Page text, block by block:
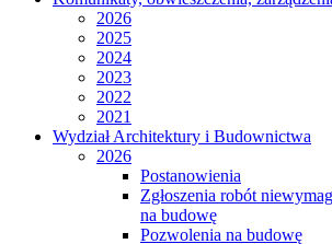
2026
2025
2024
2023
2022
2021
Wydział Architektury i Budownictwa
2026
Postanowienia
Zgłoszenia robót
na budowę
Pozwolenia na budowę